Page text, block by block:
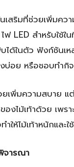
เสริมที่ช่วยเพิ่มคว
LED สำหรับใช้ใ
ด้ในตัว ฟังก์ชันเห
บ่อย หรือชอบทำกิ
ยเพิ่มความสบาย แ
องไม้เท้าด้วย เพร
ำให้ไม้เท้าหนักและ
จารณา